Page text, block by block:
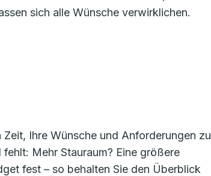
sich alle Wünsche verwirklichen.
Ihre Wünsche und Anforderungen zu
Mehr Stauraum? Eine größere
fest – so behalten Sie den Überblick